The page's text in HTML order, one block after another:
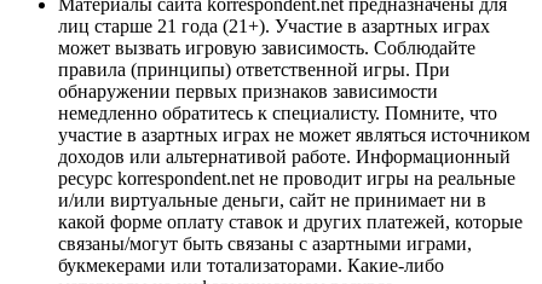
лиц старше 21 года (21+). Участие в азартных играх
может вызвать игровую зависимость. Соблюдайте
правила (принципы) ответственной игры. При
обнаружении первых признаков зависимости
немедленно обратитесь к специалисту. Помните, что
участие в азартных играх не может являться источником
доходов или альтернативой работе. Информационный
ресурс korrespondent.net не проводит игры на реальные
и/или виртуальные деньги, сайт не принимает ни в
какой форме оплату ставок и других платежей, которые
связаны/могут быть связаны с азартными играми,
букмекерами или тотализаторами. Какие-либо